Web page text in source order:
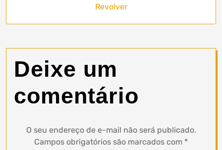
Revolver
Deixe um
comentário
O seu endereço de e-mail não será publicado.
Campos obrigatórios são marcados com *